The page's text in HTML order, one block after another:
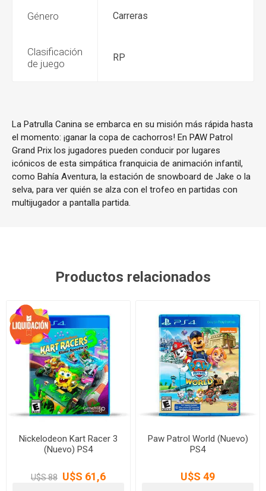
Género Carreras
Clasificación
de juego
RP
La Patrulla Canina se embarca en su misión más rápida hasta
el momento: ¡ganar la copa de cachorros! En PAW Patrol
Grand Prix los jugadores pueden conducir por lugares
icónicos de esta simpática franquicia de animación infantil,
como Bahía Aventura, la estación de snowboard de Jake o la
selva, para ver quién se alza con el trofeo en partidas con
multijugador a pantalla partida.
Productos relacionados
Nickelodeon Kart Racer 3
(Nuevo) PS4
U$S 88 U$S 61,6
Paw Patrol World (Nuevo)
PS4
U$S 49